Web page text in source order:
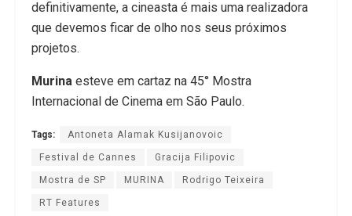
definitivamente, a cineasta é mais uma realizadora
que devemos ficar de olho nos seus próximos
projetos.
Murina esteve em cartaz na 45° Mostra
Internacional de Cinema em São Paulo.
Tags: Antoneta Alamak Kusijanovoic
Festival de Cannes Gracija Filipovic
Mostra de SP MURINA Rodrigo Teixeira
RT Features